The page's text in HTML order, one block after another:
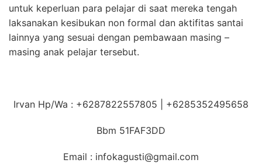
untuk keperluan para pelajar di saat mereka tengah
laksanakan kesibukan non formal dan aktifitas santai
lainnya yang sesuai dengan pembawaan masing –
masing anak pelajar tersebut.
Irvan Hp/Wa : +6287822557805 | +6285352495658
Bbm 51FAF3DD
Email : infokagusti@gmail.com